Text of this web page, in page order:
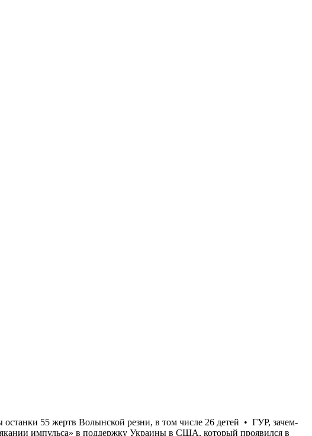
с Залужным • В случае президентских выборов Зеленский во втором туре проиграл бы всем основным конкурентам • Командир артиллерийского дивизиона одной из воинских частей, выполняющей боевые задачи на Харьковском направлении торговал тротилом • Турция, Саудовская Аравия и Пакистан создали военный союз • В Харькове тарифы на водоснабжение будут повышены в 3,5 раза • «Эту х@рню нужно заканчивать…»: Нардеп Гончаренко рассказал о штрафе за использование русского языка для известного украинского тренера • В бывших польских селах Островки и Воля-Островецкая на Волыни в результате эксгумационных работ обнаружены останки 55 жертв Волынской резни, в том числе 26 детей • ГУР, зачем-то, показали видео сегодняшней атаки морского дрона на отдыхающих на пляжах Ялты • The Atlantic пишет об «иссякании импульса» в поддержку Украины в США, который проявился в предыдущие месяцы на фоне усиления ударов по РФ и потепления в отношениях Зеленского и Трампа • "Ну и на***й оно надо защищать вас?" Мать украинского военного во Львовской области избили и выгнали из автобуса за русский язык • У Зеленского обострились отношения с Залужным • В случае президентских выборов Зеленский во втором туре проиграл бы всем основным конкурентам • Командир артиллерийского дивизиона одной из воинских частей, выполняющей боевые задачи на Харьковском направлении торговал тротилом • Турция, Саудовская Аравия и Пакистан создали военный союз • В Харькове тарифы на водоснабжение будут повышены в 3,5 раза • «Эту х@рню нужно заканчивать…»: Нардеп Гончаренко рассказал о штрафе за использование русского языка для известного украинского тренера • В бывших польских селах Островки и Воля-Островецкая на Волыни в результате эксгумационных работ обнаружены останки 55 жертв Волынской резни, в том числе 26 детей • ГУР, зачем-то, показали видео сегодняшней атаки морского дрона на отдыхающих на пляжах Ялты • The Atlantic пишет об «иссякании импульса» в поддержку Украины в США, который проявился в предыдущие месяцы на фоне усиления ударов по РФ и потепления в отношениях Зеленского и Трампа • "Ну и на***й оно надо защищать вас?" Мать украинского военного во Львовской области избили и выгнали из автобуса за русский язык • У Зеленского обострились отношения с Залужным • В случае президентских выборов Зеленский во втором туре проиграл бы всем основным конкурентам • Командир артиллерийского дивизиона одной из воинских частей, выполняющей боевые задачи на Харьковском направлении торговал тротилом • Турция, Саудовская Аравия и Пакистан создали военный союз • В Харькове тарифы на водоснабжение будут повышены в 3,5 раза • «Эту х@рню нужно заканчивать…»: Нардеп Гончаренко рассказал о штрафе за использование русского языка для известного украинского тренера • В бывших польских селах Островки и Воля-Островецкая на Волыни в результате эксгумационных работ обнаружены останки 55 жертв Волынской резни, в том числе 26 детей • ГУР, зачем-то, показали видео сегодняшней атаки морского дрона на отдыхающих на пляжах Ялты • The Atlantic пишет об «иссякании импульса» в поддержку Украины в США, который проявился в предыдущие месяцы на фоне усиления ударов по РФ и потепления в отношениях Зеленского и Трампа • "Ну и на***й оно надо защищать вас?" Мать украинского военного во Львовской области избили и выгнали из автобуса за русский язык • У Зеленского обострились отношения с Залужным • В случае президентских выборов Зеленский во втором туре проиграл бы всем основным конкурентам • Командир артиллерийского дивизиона одной из воинских частей, выполняющей боевые задачи на Харьковском направлении торговал тротилом • Турция, Саудовская Аравия и Пакистан создали военный союз •